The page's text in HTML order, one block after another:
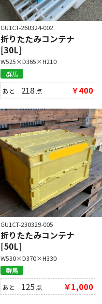
GU1CT-260324-002
折りたたみコンテナ
[30L]
W525×D365×H210
群馬
あと 218 点 ￥400
GU1CT-230329-005
折りたたみコンテナ
[50L]
W530×D370×H330
群馬
あと 125 点 ￥1,000